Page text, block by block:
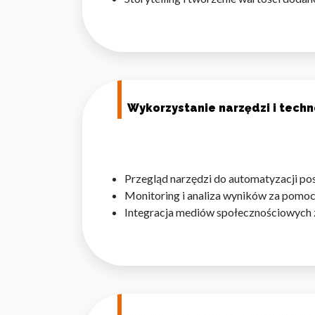
Wykorzystanie narzędzi i
Przegląd narzędzi do automatyzacji
Monitoring i analiza wyników za
Integracja mediów
naszej witrynie. Informacje
Niezbędne
Niezbędne pliki cookie mają
sposób bez nich. Te pliki